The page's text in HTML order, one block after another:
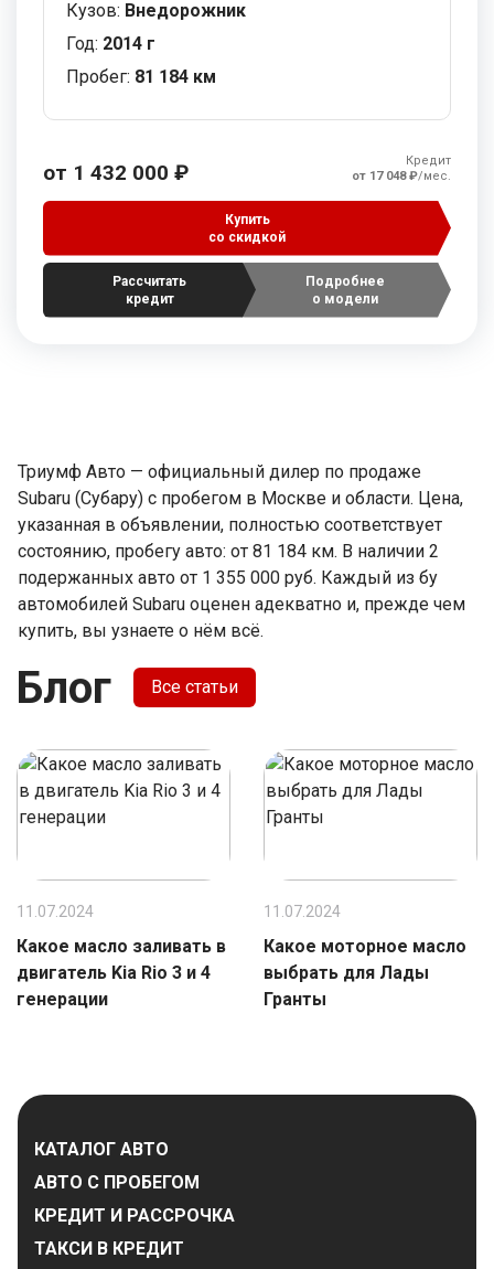
Кузов: Внедорожник
Год: 2014 г
Пробег: 81 184 км
от 1 432 000 ₽
Кредит
от 17 048 ₽/мес.
Купить
со скидкой
Рассчитать
кредит
Подробнее
о модели
Триумф Авто — официальный дилер по продаже
Subaru (Субару) с пробегом в Москве и области. Цена,
указанная в объявлении, полностью соответствует
состоянию, пробегу авто: от 81 184 км. В наличии 2
подержанных авто от 1 355 000 руб. Каждый из бу
автомобилей Subaru оценен адекватно и, прежде чем
купить, вы узнаете о нём всё.
Блог Все статьи
11.07.2024
Какое масло заливать в
двигатель Kia Rio 3 и 4
генерации
11.07.2024
Какое моторное масло
выбрать для Лады
Гранты
КАТАЛОГ АВТО
АВТО С ПРОБЕГОМ
КРЕДИТ И РАССРОЧКА
ТАКСИ В КРЕДИТ